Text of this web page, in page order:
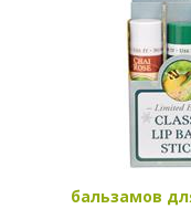
бальзамов